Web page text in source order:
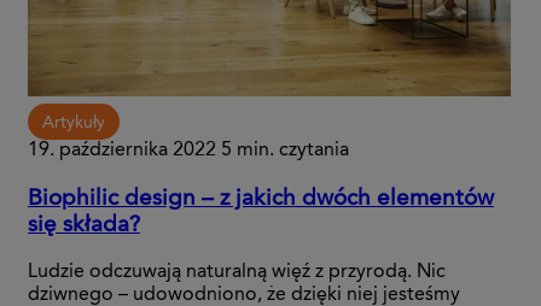
Artykuły
19. października 2022 5 min. czytania
Biophilic design – z jakich dwóch elementów
się składa?
Ludzie odczuwają naturalną więź z przyrodą. Nic
dziwnego – udowodniono, że dzięki niej jesteśmy